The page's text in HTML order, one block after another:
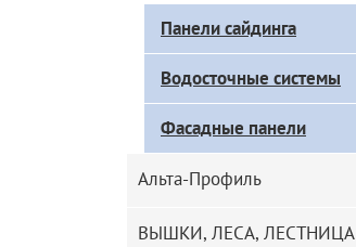
Доп
меню
каталога
Панели сайдинга
Водосточные системы
Фасадные панели
Альта-Профиль
ВЫШКИ, ЛЕСА, ЛЕСТНИЦА